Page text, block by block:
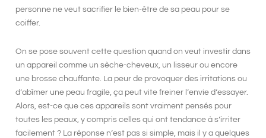
personne ne veut sacrifier le bien-être de sa peau pour se
coiffer.
On se pose souvent cette question quand on veut investir dans
un appareil comme un sèche-cheveux, un lisseur ou encore
une brosse chauffante. La peur de provoquer des irritations ou
d’abîmer une peau fragile, ça peut vite freiner l’envie d’essayer.
Alors, est-ce que ces appareils sont vraiment pensés pour
toutes les peaux, y compris celles qui ont tendance à s’irriter
facilement ? La réponse n’est pas si simple, mais il y a quelques